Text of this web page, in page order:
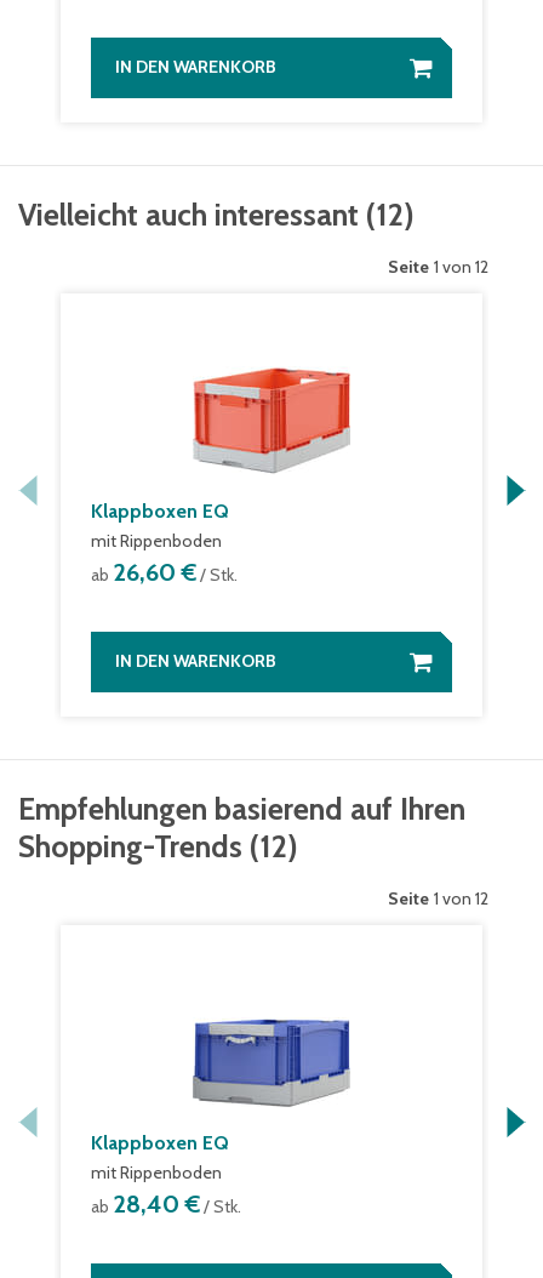
IN DEN WARENKORB
Vielleicht auch interessant (12)
Seite 1 von 12
Klappboxen EQ
mit Rippenboden
ab 26,60 €/ Stk.
IN DEN WARENKORB
Empfehlungen basierend auf Ihren
Shopping-Trends (12)
Seite 1 von 12
Klappboxen EQ
mit Rippenboden
ab 28,40 €/ Stk.